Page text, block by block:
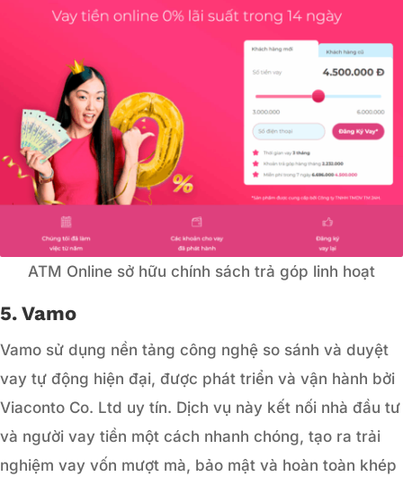
ATM Online sở hữu chính sách trả góp linh hoạt
5. Vamo
Vamo sử dụng nền tảng công nghệ so sánh và duyệt
vay tự động hiện đại, được phát triển và vận hành bởi
Viaconto Co. Ltd uy tín. Dịch vụ này kết nối nhà đầu tư
và người vay tiền một cách nhanh chóng, tạo ra trải
nghiệm vay vốn mượt mà, bảo mật và hoàn toàn khép